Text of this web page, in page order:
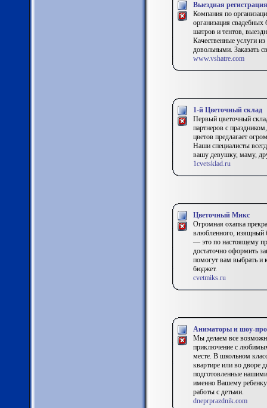
Выездная
Компания по
организация свадебных
шатров и тентов,
Качественные услуги
довольными. Заказать
www.vshatre.com
1-й Цветочный склад
Первый цветочный
партнеров с
цветов предлагает
Наши специалисты
вашу девушку, маму,
1cvetsklad.ru
Цветочный Микс
Огромная охапка
влюбленного, изящный
— это по настоящему
достаточно оформить
помогут вам выбрать и
бюджет.
cvetmiks.ru
Аниматоры и шоу-
Мы делаем все
приключение с
месте. В школьном
квартире или во дворе
подготовленные
именно Вашему
работы с детьми.
dneprprazdnik.com